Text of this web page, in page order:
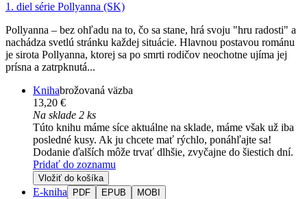
1. diel série Pollyanna (SK)
Pollyanna – bez ohľadu na to, čo sa stane, hrá svoju "hru radosti" a
nachádza svetlú stránku každej situácie. Hlavnou postavou románu
je sirota Pollyanna, ktorej sa po smrti rodičov neochotne ujíma jej
prísna a zatrpknutá...
Knihabrožovaná väzba
13,20 €
Na sklade 2 ks
Túto knihu máme síce aktuálne na sklade, máme však už iba
posledné kusy. Ak ju chcete mať rýchlo, ponáhľajte sa!
Dodanie ďalších môže trvať dlhšie, zvyčajne do šiestich dní.
Pridať do zoznamu
Vložiť do košíka
E-kniha PDF EPUB MOBI